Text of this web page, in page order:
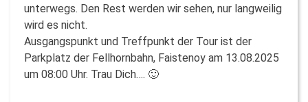
unterwegs. Den Rest werden wir sehen, nur langweilig
wird es nicht.
Ausgangspunkt und Treffpunkt der Tour ist der
Parkplatz der Fellhornbahn, Faistenoy am 13.08.2025
um 08:00 Uhr. Trau Dich…. 🙂